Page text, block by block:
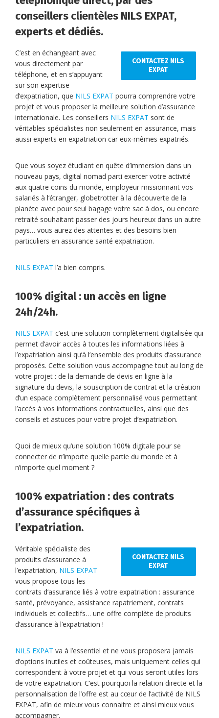
conseillers clientèles NILS EXPAT,
experts et dédiés.
CONTACTEZ NILS
EXPAT
C’est en échangeant avec
vous directement par
téléphone, et en s’appuyant
sur son expertise
d’expatriation, que NILS EXPAT pourra comprendre votre
projet et vous proposer la meilleure solution d’assurance
internationale. Les conseillers NILS EXPAT sont de
véritables spécialistes non seulement en assurance, mais
aussi experts en expatriation car eux-mêmes expatriés.
Que vous soyez étudiant en quête d’immersion dans un
nouveau pays, digital nomad parti exercer votre activité
aux quatre coins du monde, employeur missionnant vos
salariés à l’étranger, globetrotter à la découverte de la
planète avec pour seul bagage votre sac à dos, ou encore
retraité souhaitant passer des jours heureux dans un autre
pays… vous aurez des attentes et des besoins bien
particuliers en assurance santé expatriation.
NILS EXPAT l’a bien compris.
100% digital : un accès en ligne
24h/24h.
NILS EXPAT c’est une solution complètement digitalisée qui
permet d’avoir accès à toutes les informations liées à
l’expatriation ainsi qu’à l’ensemble des produits d’assurance
proposés. Cette solution vous accompagne tout au long de
votre projet : de la demande de devis en ligne à la
signature du devis, la souscription de contrat et la création
d’un espace complètement personnalisé vous permettant
l’accès à vos informations contractuelles, ainsi que des
conseils et astuces pour votre projet d’expatriation.
Quoi de mieux qu’une solution 100% digitale pour se
connecter de n’importe quelle partie du monde et à
n’importe quel moment ?
100% expatriation : des contrats
d’assurance spécifiques à
l’expatriation.
CONTACTEZ NILS
EXPAT
Véritable spécialiste des
produits d’assurance à
l’expatriation, NILS EXPAT
vous propose tous les
contrats d’assurance liés à votre expatriation : assurance
santé, prévoyance, assistance rapatriement, contrats
individuels et collectifs… une offre complète de produits
d’assurance à l’expatriation !
NILS EXPATva à l’essentiel et ne vous proposera jamais
d’options inutiles et coûteuses, mais uniquement celles qui
correspondent à votre projet et qui vous seront utiles lors
de votre expatriation. C’est pourquoi la relation directe et la
personnalisation de l’offre est au cœur de l’activité de NILS
EXPAT, afin de mieux vous connaitre et ainsi mieux vous
accompagner.